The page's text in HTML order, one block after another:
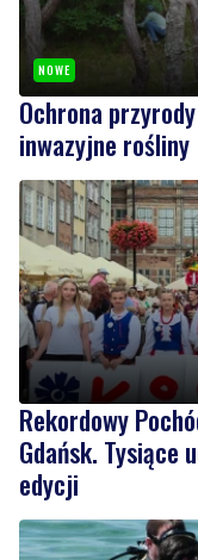
Ochrona
inwazyjne rośliny
Rekordowy
Gdańsk.
edycji